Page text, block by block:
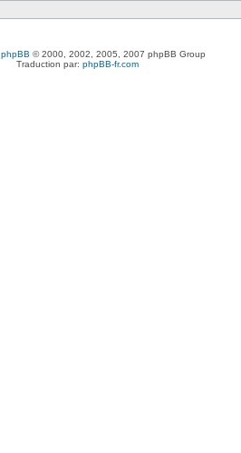
phpBB © 2000, 2002, 2005, 2007 phpBB Group
Traduction par: phpBB-fr.com